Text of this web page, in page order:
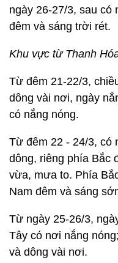
ngày 26-27/3, sau
đêm và sáng trời rét.
Khu vực từ Thanh
Từ đêm 21-22/3,
dông vài nơi, ngày
có nắng nóng.
Từ đêm 22 - 24/3, có
dông, riêng phía Bắc
vừa, mưa to. Phía
Nam đêm và sáng
Từ ngày 25-26/3,
Tây có nơi nắng
và dông vài nơi.